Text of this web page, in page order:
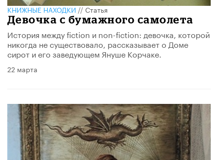
КНИЖНЫЕ НАХОДКИ//Статья
Девочка с бумажного самолета
История между fiction и non-fiction: девочка, которой
никогда не существовало, рассказывает о Доме
сирот и его заведующем Януше Корчаке.
22 марта